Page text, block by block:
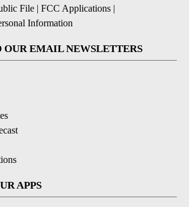
File | FCC Applications |
Information
OUR EMAIL NEWSLETTERS
APPS